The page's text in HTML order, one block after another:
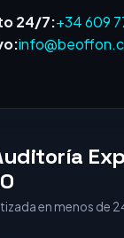
24/7:+34 609
en menos de